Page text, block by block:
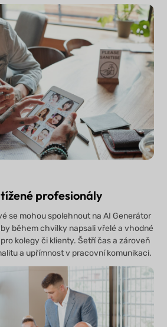
profesionály
se mohou spolehnout na AI Generátor
během chvilky napsali vřelé a vhodné
kolegy či klienty. Šetří čas a zároveň
a upřímnost v pracovní komunikaci.